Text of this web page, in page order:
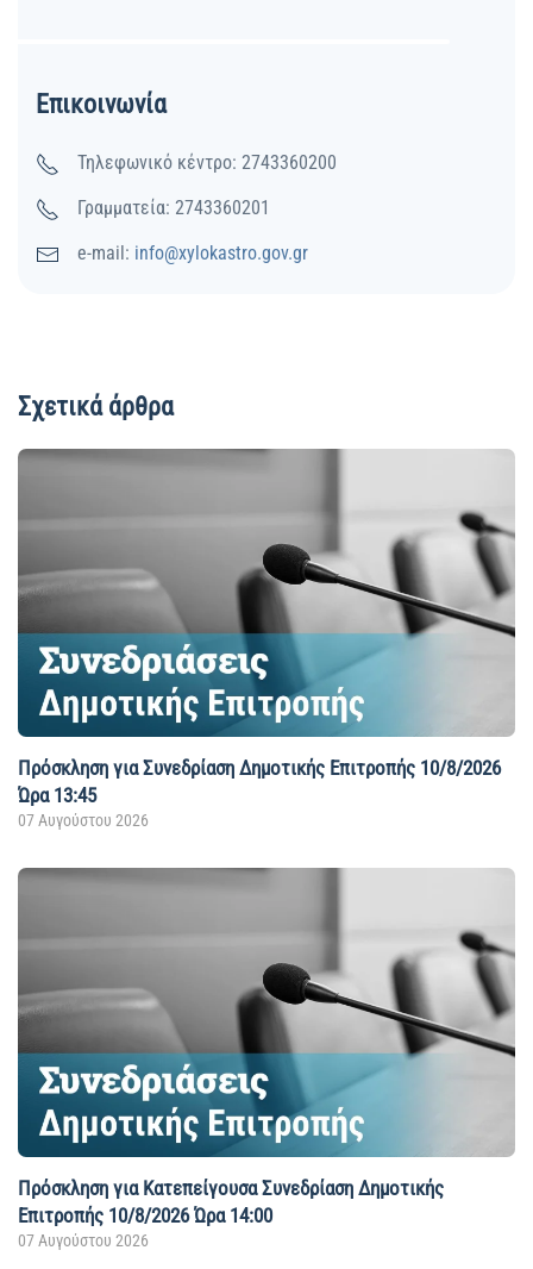
Επικοινωνία
Τηλεφωνικό κέντρο: 2743360200
Γραμματεία: 2743360201
e-mail: info@xylokastro.gov.gr
Σχετικά άρθρα
Πρόσκληση για Συνεδρίαση Δημοτικής Επιτροπής 10/8/2026
Ώρα 13:45
07 Αυγούστου 2026
Πρόσκληση για Kατεπείγουσα Συνεδρίαση Δημοτικής
Επιτροπής 10/8/2026 Ώρα 14:00
07 Αυγούστου 2026